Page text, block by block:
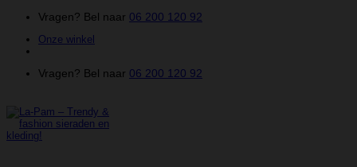
inhoud
Vragen? Bel naar 06 200 120 92
Onze winkel
Vragen? Bel naar 06 200 120 92